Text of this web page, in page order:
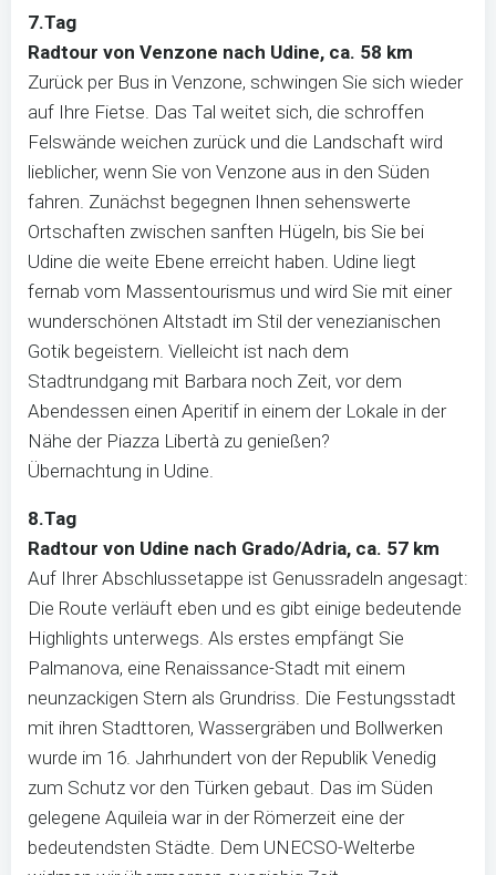
7.Tag
Radtour von Venzone nach Udine, ca. 58 km
Zurück per Bus in Venzone, schwingen Sie sich wieder
auf Ihre Fietse. Das Tal weitet sich, die schroffen
Felswände weichen zurück und die Landschaft wird
lieblicher, wenn Sie von Venzone aus in den Süden
fahren. Zunächst begegnen Ihnen sehenswerte
Ortschaften zwischen sanften Hügeln, bis Sie bei
Udine die weite Ebene erreicht haben. Udine liegt
fernab vom Massentourismus und wird Sie mit einer
wunderschönen Altstadt im Stil der venezianischen
Gotik begeistern. Vielleicht ist nach dem
Stadtrundgang mit Barbara noch Zeit, vor dem
Abendessen einen Aperitif in einem der Lokale in der
Nähe der Piazza Libertà zu genießen?
Übernachtung in Udine.
8.Tag
Radtour von Udine nach Grado/Adria, ca. 57 km
Auf Ihrer Abschlussetappe ist Genussradeln angesagt:
Die Route verläuft eben und es gibt einige bedeutende
Highlights unterwegs. Als erstes empfängt Sie
Palmanova, eine Renaissance-Stadt mit einem
neunzackigen Stern als Grundriss. Die Festungsstadt
mit ihren Stadttoren, Wassergräben und Bollwerken
wurde im 16. Jahrhundert von der Republik Venedig
zum Schutz vor den Türken gebaut. Das im Süden
gelegene Aquileia war in der Römerzeit eine der
bedeutendsten Städte. Dem UNECSO-Welterbe